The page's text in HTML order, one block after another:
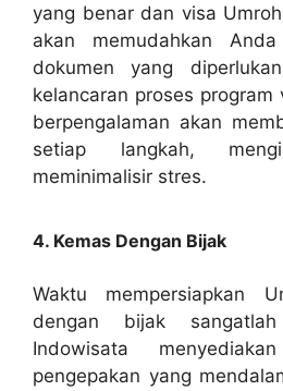
yang benar dan visa
akan memudahkan
dokumen yang
kelancaran proses program
berpengalaman akan
setiap langkah,
meminimalisir stres.
4. Kemas Dengan Bijak
Waktu mempersiapkan
dengan bijak
Indowisata
pengepakan yang